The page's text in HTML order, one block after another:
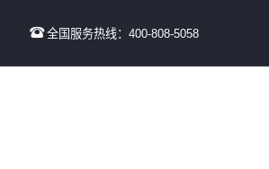
全国服务热线：400-808-5058